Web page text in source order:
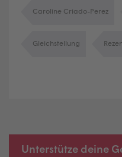
Caroline Criado-Perez
Gleichstellung
Unterstütze deine